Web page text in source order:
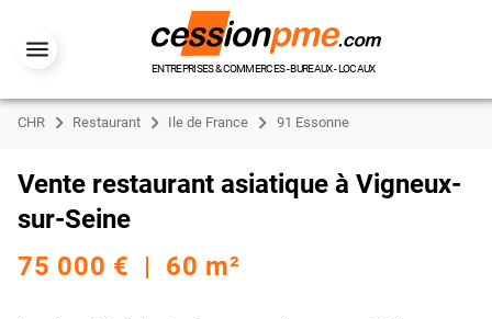
ENTREPRISES & COMMERCES - BUREAUX - LOCAUX
CHR Restaurant Ile de France 91 Essonne
Vente restaurant asiatique à Vigneux-
sur-Seine
75 000 € | 60 m²